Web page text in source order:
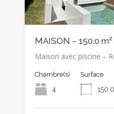
MAISON – 150.0
Maison avec piscine –
Chambre(s)
4
Surface
150.0